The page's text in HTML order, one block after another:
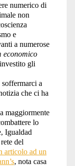
numerico di
non
e
a numerose
economico
gli
a
che ci ha
maggiormente
lo
Igualdad
del
articolo ad un
, nota casa